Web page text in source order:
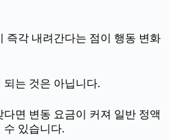
즉각 내려간다는 점이 행동 변화
는 것은 아닙니다.
면 변동 요금이 커져 일반 정액
수 있습니다.